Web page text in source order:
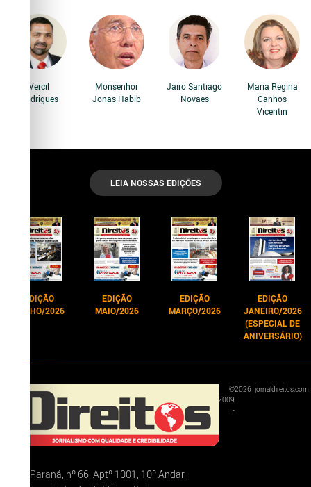
Vercil
Rodrigues
Monsenhor
Jonas Habib
Jairo Santiago
Novaes
Maria Regina
Canhos
Vicentin
LEIA NOSSAS EDIÇÕES
EDIÇÃO
JUNHO/2026
EDIÇÃO
MAIO/2026
EDIÇÃO
MARÇO/2026
EDIÇÃO
JANEIRO/2026
(ESPECIAL DE
ANIVERSÁRIO)
Rua Paraná, nº 66, Aptº 1001, 10º Andar,
©
2009
-
2026 jornaldireitos.com